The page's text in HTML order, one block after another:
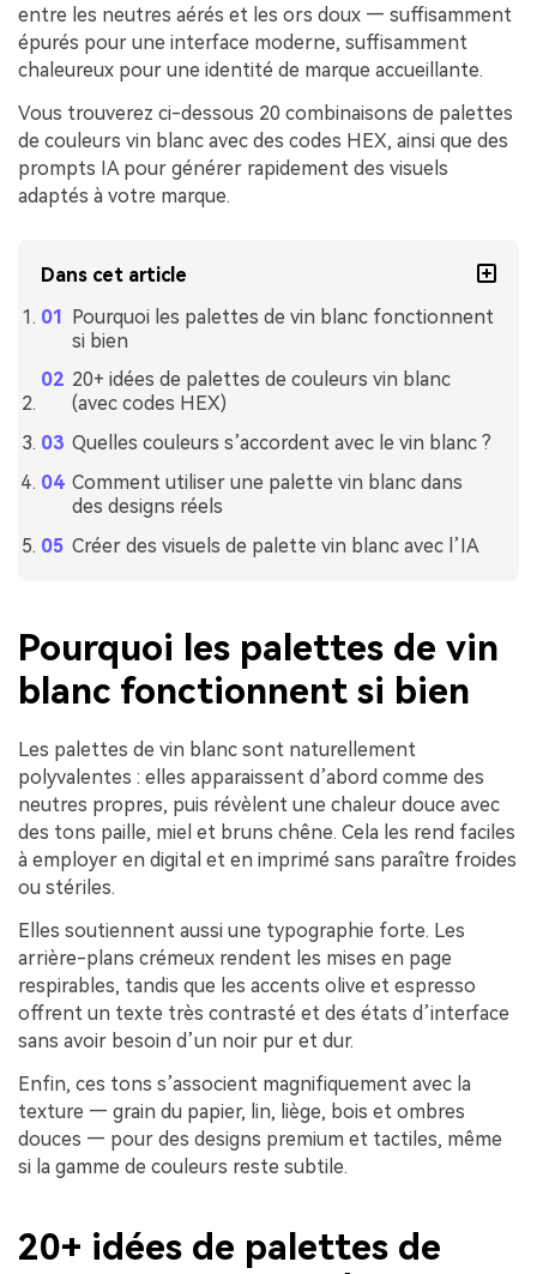
entre les neutres aérés et les ors doux — suffisamment
épurés pour une interface moderne, suffisamment
chaleureux pour une identité de marque accueillante.
Vous trouverez ci-dessous 20 combinaisons de palettes
de couleurs vin blanc avec des codes HEX, ainsi que des
prompts IA pour générer rapidement des visuels
adaptés à votre marque.
Dans cet article
Pourquoi les palettes de vin blanc fonctionnent
si bien
20+ idées de palettes de couleurs vin blanc
(avec codes HEX)
Quelles couleurs s’accordent avec le vin blanc ?
Comment utiliser une palette vin blanc dans
des designs réels
Créer des visuels de palette vin blanc avec l’IA
Pourquoi les palettes de vin
blanc fonctionnent si bien
Les palettes de vin blanc sont naturellement
polyvalentes : elles apparaissent d’abord comme des
neutres propres, puis révèlent une chaleur douce avec
des tons paille, miel et bruns chêne. Cela les rend faciles
à employer en digital et en imprimé sans paraître froides
ou stériles.
Elles soutiennent aussi une typographie forte. Les
arrière-plans crémeux rendent les mises en page
respirables, tandis que les accents olive et espresso
offrent un texte très contrasté et des états d’interface
sans avoir besoin d’un noir pur et dur.
Enfin, ces tons s’associent magnifiquement avec la
texture — grain du papier, lin, liège, bois et ombres
douces — pour des designs premium et tactiles, même
si la gamme de couleurs reste subtile.
20+ idées de palettes de